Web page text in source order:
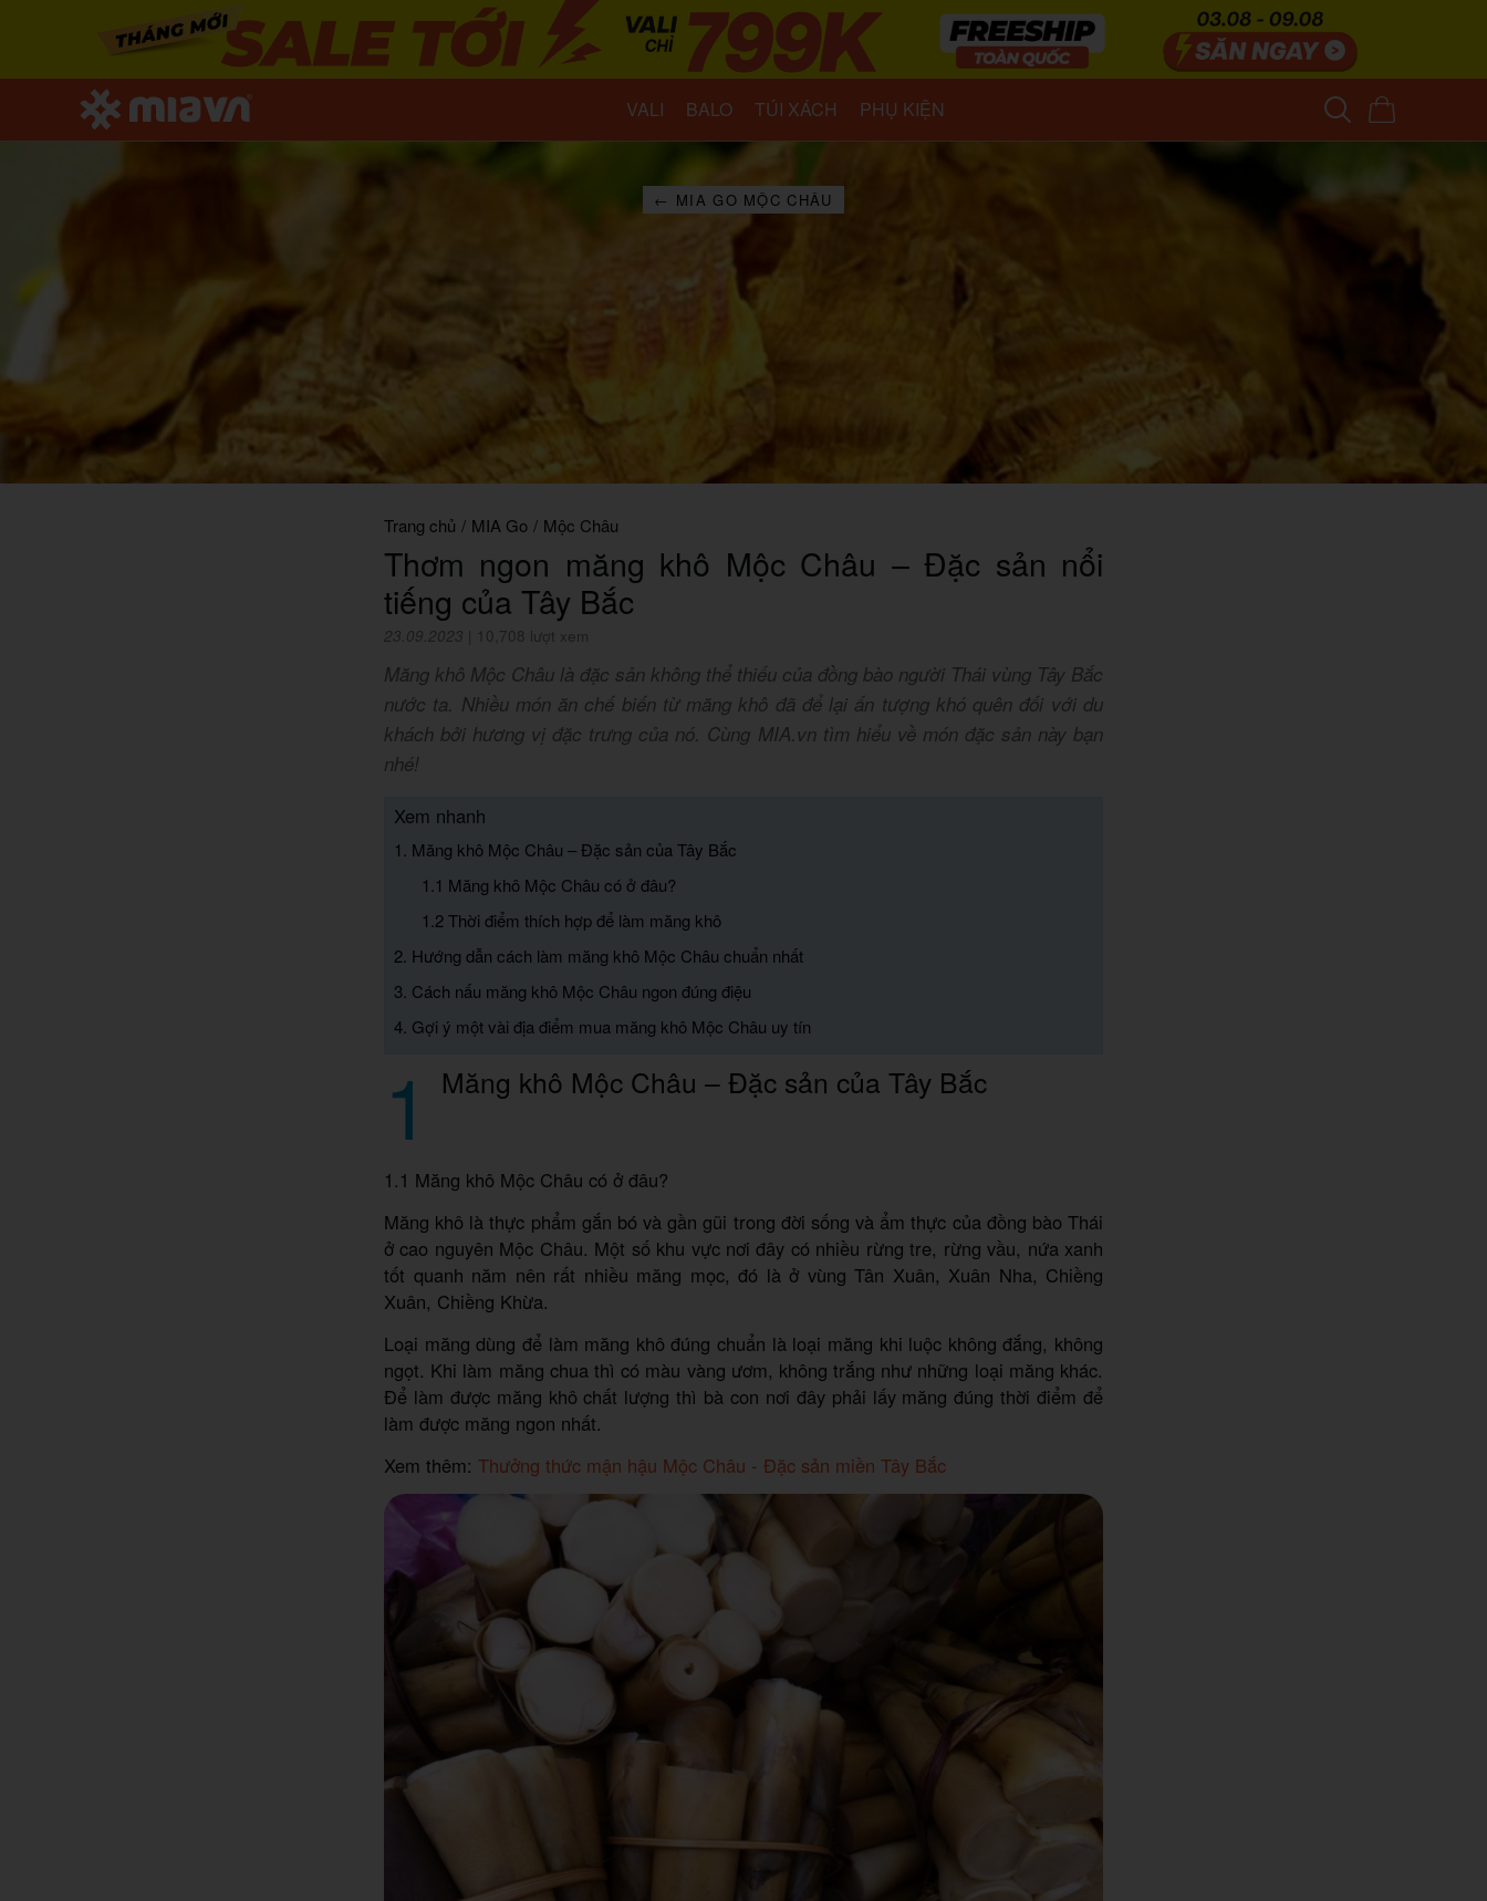
VALI BALO TÚI XÁCH PHỤ KIỆN
← MIA GO MỘC CHÂU
Trang chủ / MIA Go / Mộc Châu
Thơm ngon măng khô Mộc Châu – Đặc sản nổi
tiếng của Tây Bắc
23.09.2023 10,708 lượt xem
Măng khô Mộc Châu là đặc sản không thể thiếu của đồng bào người Thái vùng Tây Bắc
nước ta. Nhiều món ăn chế biến từ măng khô đã để lại ấn tượng khó quên đối với du
khách bởi hương vị đặc trưng của nó. Cùng MIA.vn tìm hiểu về món đặc sản này bạn
nhé!
Xem nhanh
1. Măng khô Mộc Châu – Đặc sản của Tây Bắc
1.1 Măng khô Mộc Châu có ở đâu?
1.2 Thời điểm thích hợp để làm măng khô
2. Hướng dẫn cách làm măng khô Mộc Châu chuẩn nhất
3. Cách nấu măng khô Mộc Châu ngon đúng điệu
4. Gợi ý một vài địa điểm mua măng khô Mộc Châu uy tín
1 Măng khô Mộc Châu – Đặc sản của Tây Bắc
1.1 Măng khô Mộc Châu có ở đâu?
Măng khô là thực phẩm gắn bó và gần gũi trong đời sống và ẩm thực của đồng bào Thái
ở cao nguyên Mộc Châu. Một số khu vực nơi đây có nhiều rừng tre, rừng vầu, nứa xanh
tốt quanh năm nên rất nhiều măng mọc, đó là ở vùng Tân Xuân, Xuân Nha, Chiềng
Xuân, Chiềng Khừa.
Loại măng dùng để làm măng khô đúng chuẩn là loại măng khi luộc không đắng, không
ngọt. Khi làm măng chua thì có màu vàng ươm, không trắng như những loại măng khác.
Để làm được măng khô chất lượng thì bà con nơi đây phải lấy măng đúng thời điểm để
làm được măng ngon nhất.
Xem thêm: Thưởng thức mận hậu Mộc Châu - Đặc sản miền Tây Bắc